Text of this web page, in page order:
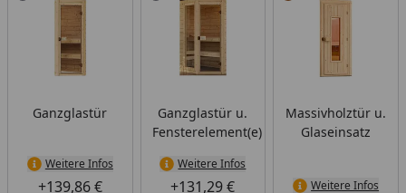
Ganzglastür
Weitere Infos
+139,86 €
Ganzglastür u.
Fensterelement(e)
Weitere Infos
+131,29 €
Massivholztür u.
Glaseinsatz
Weitere Infos